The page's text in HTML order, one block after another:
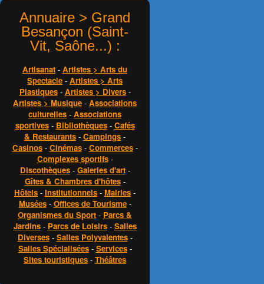
Annuaire > Grand
Besançon (Saint-
Vit, Saône...) :
Artisanat - Artistes > Arts du
Spectacle - Artistes > Arts
Plastiques- Artistes > Divers-
Artistes > Musique - Associations
culturelles - Associations
sportives- Bibliothèques- Cafés
& Restaurants - Campings -
Casinos- Cinémas- Commerces-
Complexes sportifs-
Discothèques- Galeries d'art-
Gîtes & Chambres d'hôtes-
Hôtels - Institutionnels - Mairies -
Musées- Offices de Tourisme-
Organismes du Sport - Parcs &
Jardins- Parcs de Loisirs- Salles
Diverses- Salles Polyvalentes-
Salles Spécialisées- Services-
Sites touristiques - Théâtres